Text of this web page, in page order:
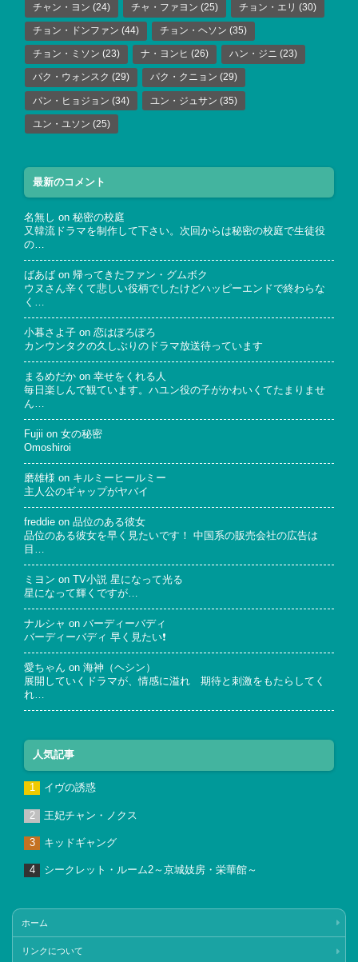
チャン・ヨン (24) チャ・ファヨン (25) チョン・エリ (30)
チョン・ドンファン (44) チョン・ヘソン (35)
チョン・ミソン (23) ナ・ヨンヒ (26) ハン・ジニ (23)
パク・ウォンスク (29) パク・クニョン (29)
パン・ヒョジョン (34) ユン・ジュサン (35)
ユン・ユソン (25)
最新のコメント
名無し on 秘密の校庭
又韓流ドラマを制作して下さい。次回からは秘密の校庭で生徒役
の…
ばあば on 帰ってきたファン・グムボク
ウヌさん辛くて悲しい役柄でしたけどハッピーエンドで終わらな
く…
小暮さよ子 on 恋はぽろぽろ
カンウンタクの久しぶりのドラマ放送待っています
まるめだか on 幸せをくれる人
毎日楽しんで観ています。ハユン役の子がかわいくてたまりませ
ん…
Fujii on 女の秘密
Omoshiroi
磨雄様 on キルミーヒールミー
主人公のギャップがヤバイ
freddie on 品位のある彼女
品位のある彼女を早く見たいです！ 中国系の販売会社の広告は
目…
ミヨン on TV小説 星になって光る
星になって輝くですが…
ナルシャ on バーディーバディ
バーディーバディ 早く見たい❗
愛ちゃん on 海神（ヘシン）
展開していくドラマが、情感に溢れ 期待と刺激をもたらしてく
れ…
人気記事
イヴの誘惑
王妃チャン・ノクス
キッドギャング
シークレット・ルーム2～京城妓房・栄華館～
ホーム
リンクについて